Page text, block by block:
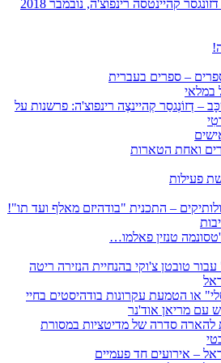
קהיינטסה רינפוצ'ה, נובמבר 2018
– ספרים בעברית
במלאי
– דְזוֹנְגסַר קְהיינצֶה רינפוצ'ה: פרשנות על
ואחת הטארות
פעילות
– התכנית "בודהיזם מאלף ועד תו"!
טנזין פאלמו…
טובטן צ'וקי בהנחיית הנזירה ריטה
או הטמעת עקרונות בודהיסטים בחיי
עם מריאן אוד'נר
להארה סדרה של מדיטציות במסורת
– אירועים חד פעמיים